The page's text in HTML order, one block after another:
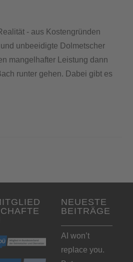
- aus Kostengründen
unbeeidigte Dolmetscher
mangelhafter Leistung dann
runter gehen. Dabei gibt es
NEUESTE
BEITRÄGE
AI won’t
replace you.